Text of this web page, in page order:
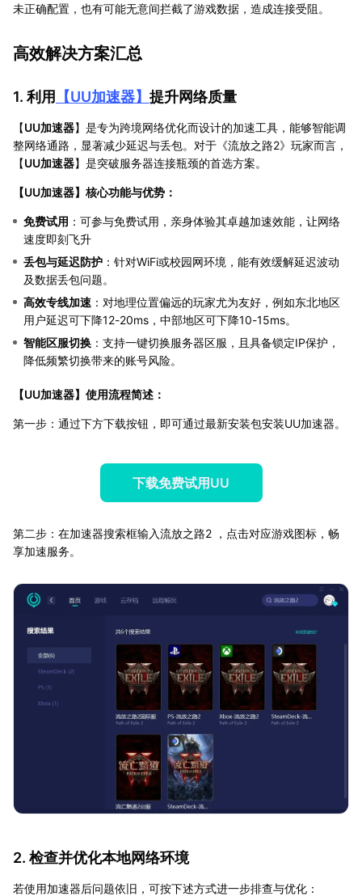
未正确配置，也有可能无意间拦截了游戏数据，造成连接受阻。
高效解决方案汇总
1. 利用 【UU加速器】 提升网络质量
【UU加速器】是专为跨境网络优化而设计的加速工具，能够智能调
整网络通路，显著减少延迟与丢包。对于《流放之路2》玩家而言，
【UU加速器】是突破服务器连接瓶颈的首选方案。
【UU加速器】核心功能与优势：
免费试用 ：可参与免费试用，亲身体验其卓越加速效能，让网络
速度即刻飞升
丢包与延迟防护 ：针对WiFi或校园网环境，能有效缓解延迟波动
及数据丢包问题。
高效专线加速 ：对地理位置偏远的玩家尤为友好，例如东北地区
用户延迟可下降12-20ms，中部地区可下降10-15ms。
智能区服切换 ：支持一键切换服务器区服，且具备锁定IP保护，
降低频繁切换带来的账号风险。
【UU加速器】使用流程简述：
第一步：通过下方下载按钮，即可通过最新安装包安装UU加速器。
下载免费试用UU
第二步：在加速器搜索框输入流放之路2 ，点击对应游戏图标，畅
享加速服务。
2. 检查并优化本地网络环境
若使用加速器后问题依旧，可按下述方式进一步排查与优化：